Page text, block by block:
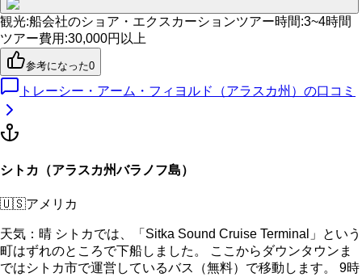
観光:船会社のショア・エクスカーションツアー時間:3~4時間
ツアー費用 :30,000円以上
参考になった0
トレーシー・アーム・フィヨルド（アラスカ州） の口コミ
シトカ（アラスカ州バラノフ島）
🇺🇸アメリカ
天気：晴 シトカでは、「Sitka Sound Cruise Terminal」という
町はずれのところで下船しました。 ここからダウンタウンま
ではシトカ市で運営しているバス（無料）で移動します。 9時